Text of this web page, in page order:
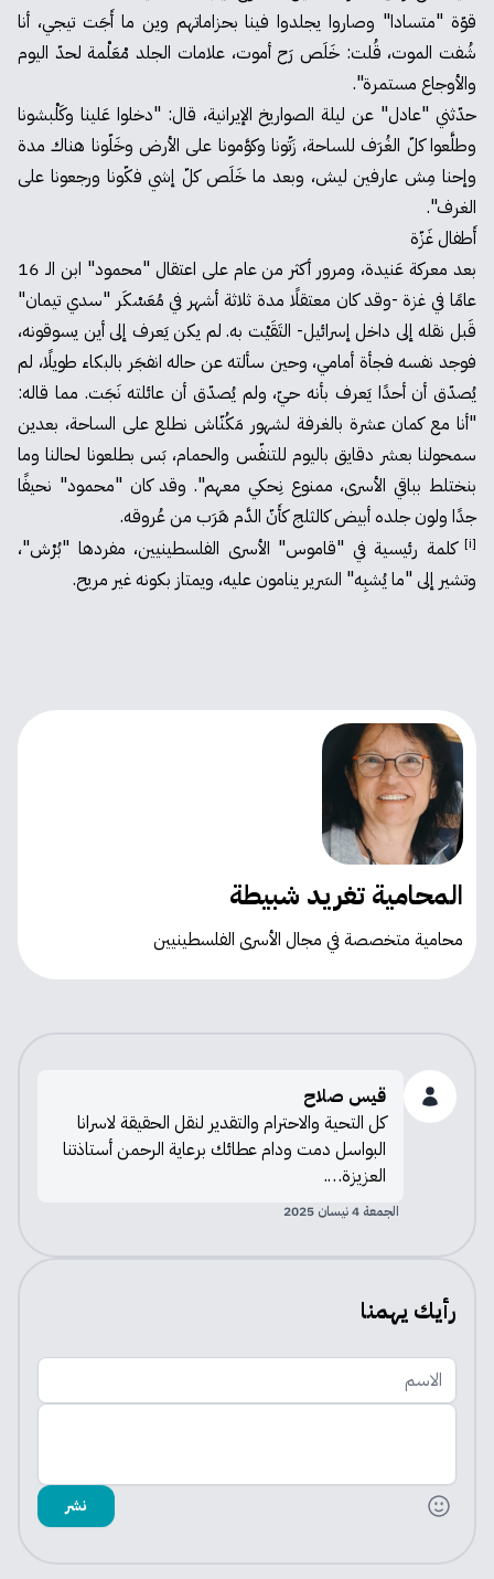
قوّة "متسادا" وصاروا يجلدوا فينا بحزاماتهم وين ما أَجَت تيجي، أنا
شُفت الموت، قُلت: خَلَص رَح أموت، علامات الجلد مْعَلْمة لحدّ اليوم
والأوجاع مستمرة".
حدّثني "عادل" عن ليلة الصواريخ الإيرانية، قال: "دخلوا عَلينا وكَلْبشونا
وطلَّعوا كلّ الغُرَف للساحة، زَتّونا وكوَّمونا على الأرض وخَلّونا هناك مدة
وإحنا مِش عارفين ليش، وبعد ما خَلَص كلّ إشي فكّونا ورجعونا على
الغرف".
أَطفال غَزّة
بعد معركة عَنيدة، ومرور أكثر من عام على اعتقال "محمود" ابن الـ 16
عامًا في غزة -وقد كان معتقلًا مدة ثلاثة أشهر في مُعَسْكَر "سدي تيمان"
قَبل نقله إلى داخل إسرائيل- التَقَيْت به. لم يكن يَعرف إلى أين يسوقونه،
فوجد نفسه فجأة أمامي، وحين سألته عن حاله انفجَر بالبكاء طويلًا، لم
يُصدّق أن أحدًا يَعرف بأنه حيّ، ولم يُصدّق أن عائلته نَجَت. مما قاله:
"أنا مع كمان عشرة بالغرفة لشهور مَكُنّاش نطلع على الساحة، بعدين
سمحولنا بعشر دقايق باليوم للتنفّس والحمام، بَس بطلعونا لحالنا وما
بنختلط بباقي الأسرى، ممنوع نِحكي معهم". وقد كان "محمود" نحيفًا
جدًا ولون جلده أبيض كالثلج كأَنّ الدَّم هَرَب من عُروقه.
[i]
كلمة رئيسية في "قاموس" الأسرى الفلسطينيين، مفردها "بُرْش"،
وتشير إلى "ما يُشبِه" السَرير ينامون عليه، ويمتاز بكونه غير مريح.
المحامية تغريد شبيطة
محامية متخصصة في مجال الأسرى الفلسطينيين
قيس صلاح
كل التحية والاحترام والتقدير لنقل الحقيقة لاسرانا
البواسل دمت ودام عطائك برعاية الرحمن أستاذتنا
العزيزة….
الجمعة 4 نيسان 2025
رأيك يهمنا
الاسم
اضف تعليقك
نشر